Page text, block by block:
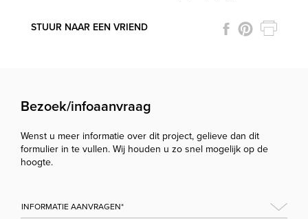
STUUR NAAR EEN VRIEND
Bezoek/infoaanvraag
Wenst u meer informatie over dit project, gelieve dan dit
formulier in te vullen. Wij houden u zo snel mogelijk op de
hoogte.